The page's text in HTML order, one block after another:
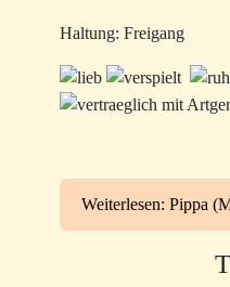
Haltung: Freigang
Weiterlesen: Pippa